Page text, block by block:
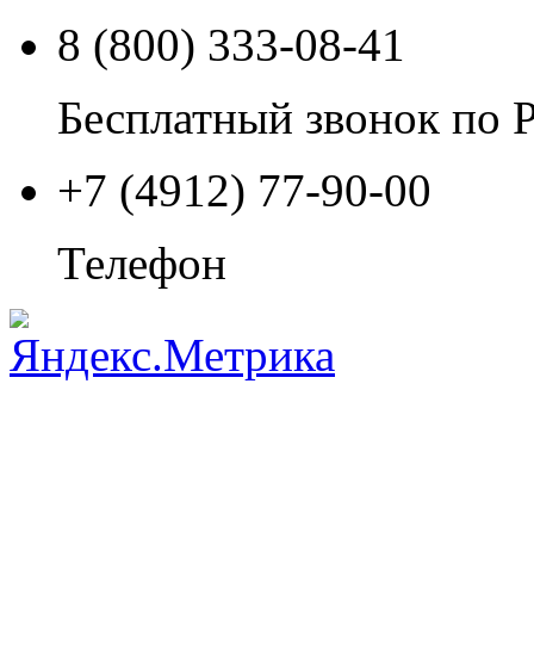
8 (800) 333-08-41
Бесплатный звонок по
+7 (4912) 77-90-00
Телефон